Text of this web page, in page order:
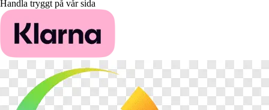
Handla tryggt på vår sida